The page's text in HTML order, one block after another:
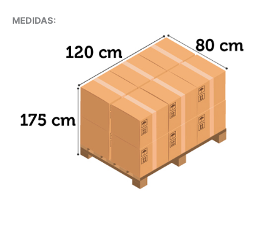
MEDIDAS: